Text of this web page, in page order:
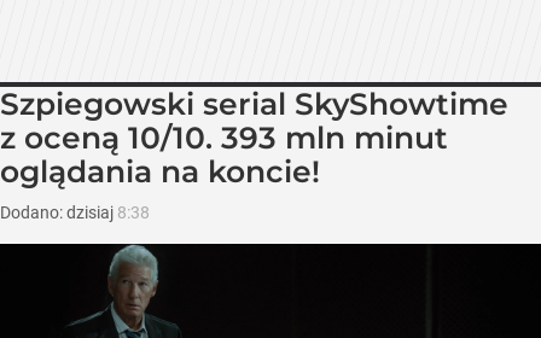
Szpiegowski serial SkyShowtime
z oceną 10/10. 393 mln minut
oglądania na koncie!
Dodano:dzisiaj 8:38